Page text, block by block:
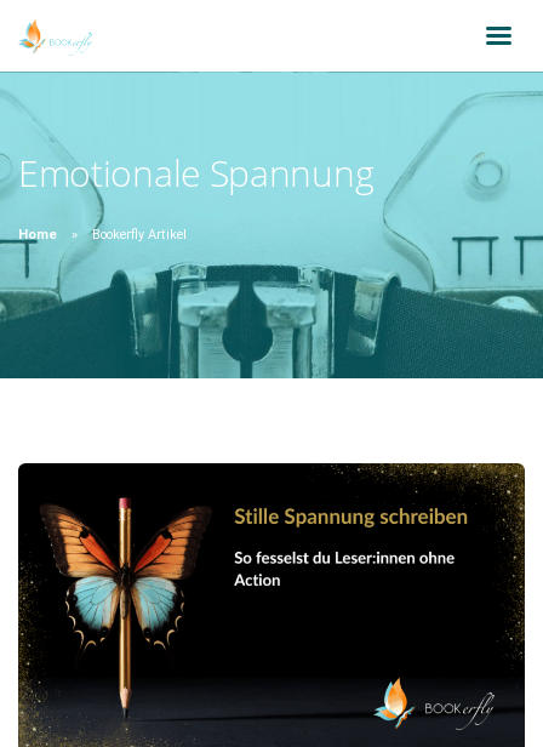
Emotionale Spannung
Home Bookerfly Artikel